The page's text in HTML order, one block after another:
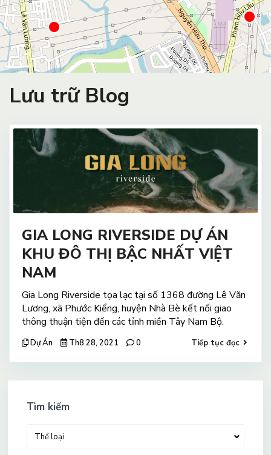
Lưu trữ Blog
GIA LONG RIVERSIDE DỰ ÁN
KHU ĐÔ THỊ BẬC NHẤT VIỆT
NAM
Gia Long Riverside tọa lạc tại số 1368 đường Lê Văn
Lương, xã Phước Kiểng, huyện Nhà Bè kết nối giao
thông thuận tiện đến các tỉnh miền Tây Nam Bộ.
Dự Án Th8 28, 2021 0 Tiếp tục đọc
Tìm kiếm
Thể loại